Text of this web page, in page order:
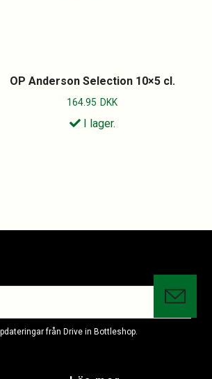
OP Anderson Selection 10×5 cl.
164.95 DKK
I lager.
från Drive in Bottleshop.